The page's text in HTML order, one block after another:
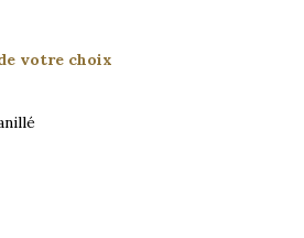
votre choix